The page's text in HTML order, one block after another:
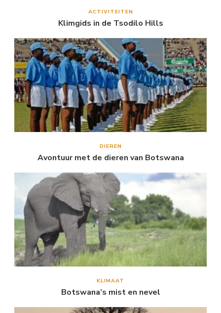
ACTIVITEITEN
Klimgids in de Tsodilo Hills
DIEREN
Avontuur met de dieren van Botswana
KLIMAAT
Botswana’s mist en nevel